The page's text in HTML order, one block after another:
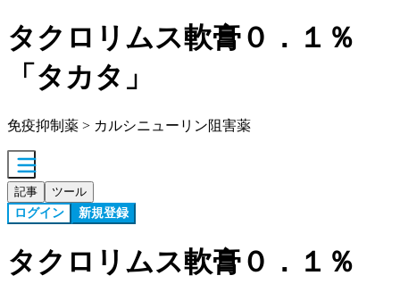
タクロリムス軟膏０．１％
「タカタ」
免疫抑制薬 > カルシニューリン阻害薬
記事 ツール
ログイン 新規登録
タクロリムス軟膏０．１％